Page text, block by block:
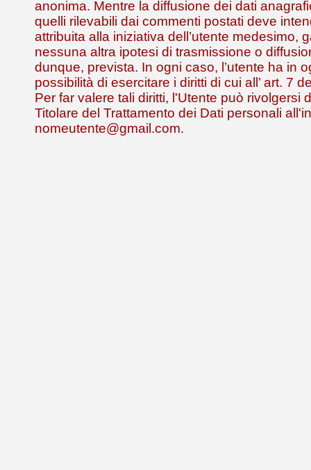
anonima. Mentre la diffusione dei dati
quelli rilevabili dai commenti postati deve
attribuita alla iniziativa dell’utente medesimo,
nessuna altra ipotesi di trasmissione o
dunque, prevista. In ogni caso, l’utente ha in
possibilità di esercitare i diritti di cui all’ art. 7
Per far valere tali diritti, l'Utente può rivolgersi
Titolare del Trattamento dei Dati personali
nomeutente@gmail.com.